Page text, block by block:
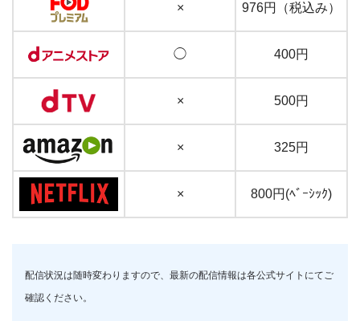
× 976円（税込み）
◯ 400円
× 500円
× 325円
× 800円(ﾍﾞｰｼｯｸ)
配信状況は随時変わりますので、最新の配信情報は各公式サイトにてご
確認ください。